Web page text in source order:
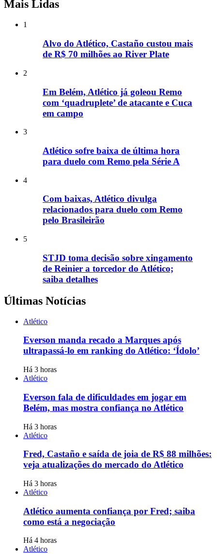
Mais Lidas
1
Alvo do Atlético, Castaño custou mais
de R$ 70 milhões ao River Plate
2
Em Belém, Atlético já goleou Remo
com ‘quadruplete’ de atacante e Cuca
em campo
3
Atlético sofre baixa de última hora
para duelo com Remo pela Série A
4
Com baixas, Atlético divulga
relacionados para duelo com Remo
pelo Brasileirão
5
STJD toma decisão sobre xingamento
de Reinier a torcedor do Atlético;
saiba detalhes
Últimas Notícias
Atlético
Everson manda recado a Marques após
ultrapassá-lo em ranking do Atlético: ‘Ídolo’
Há 3 horas
Atlético
Everson fala de dificuldades em jogar em
Belém, mas mostra confiança no Atlético
Há 3 horas
Atlético
Fred, Castaño e saída de joia de R$ 88 milhões:
veja atualizações do mercado do Atlético
Há 3 horas
Atlético
Atlético aumenta confiança por Fred; saiba
como está a negociação
Há 4 horas
Atlético